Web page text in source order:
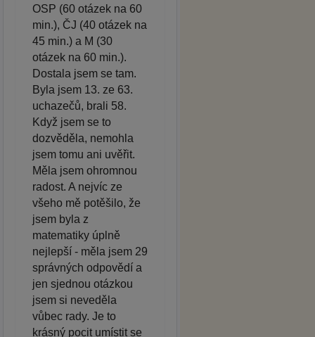
OSP (60 otázek na 60
min.), ČJ (40 otázek na
45 min.) a M (30
otázek na 60 min.).
Dostala jsem se tam.
Byla jsem 13. ze 63.
uchazečů, brali 58.
Když jsem se to
dozvěděla, nemohla
jsem tomu ani uvěřit.
Měla jsem ohromnou
radost. A nejvíc ze
všeho mě potěšilo, že
jsem byla z
matematiky úplně
nejlepší - měla jsem 29
správných odpovědí a
jen sjednou otázkou
jsem si neveděla
vůbec rady. Je to
krásný pocit umístit se